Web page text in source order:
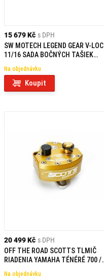
15 679 Kč s DPH
SW MOTECH LEGEND GEAR V-LOC
11/16 SADA BOČNÝCH TAŠIEK
Na objednávku
Koupit
20 499 Kč s DPH
OFF THE ROAD SCOTTS TLMIČ
RIADENIA YAMAHA TÉNÉRÉ 700 /
Na objednávku